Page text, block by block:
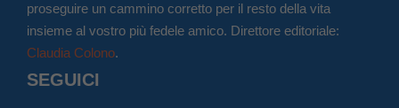
proseguire un cammino corretto per il resto della vita
insieme al vostro più fedele amico. Direttore editoriale:
Claudia Colono.
SEGUICI